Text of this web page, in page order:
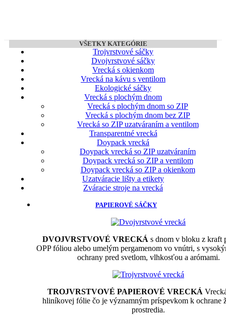
VŠETKY KATEGÓRIE
Trojvrstvové sáčky
Dvojvrstvové sáčky
Vrecká s okienkom
Vrecká na kávu s ventilom
Ekologické sáčky
Vrecká s plochým dnom
Vrecká s plochým dnom so ZIP
Vrecká s plochým dnom bez ZIP
Vrecká so ZIP uzatváraním a ventilom
Transparentné vrecká
Doypack vrecká
Doypack vrecká so ZIP uzatváraním
Doypack vrecká so ZIP a ventilom
Doypack vrecká so ZIP a okienkom
Uzatváracie lišty a etikety
Zváracie stroje na vrecká
PAPIEROVÉ SÁČKY
DVOJVRSTVOVÉ VRECKÁ s dnom v bloku z kraft
OPP fóliou alebo umelým pergamenom vo vnútri, s
ochrany pred svetlom, vlhkosťou a arómami.
TROJVRSTVOVÉ PAPIEROVÉ VRECKÁ
hliníkovej fólie čo je významným príspevkom k ochrane
prostredia.